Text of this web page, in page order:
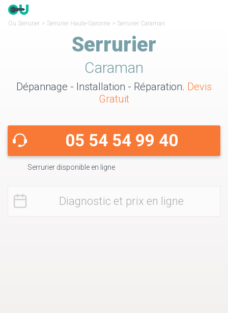
Ou Serrurier > Serrurier Haute-Garonne > Serrurier Caraman
Serrurier
Caraman
Dépannage - Installation - Réparation. Devis
Gratuit
05 54 54 99 40
Serrurier disponible en ligne
Diagnostic et prix en ligne